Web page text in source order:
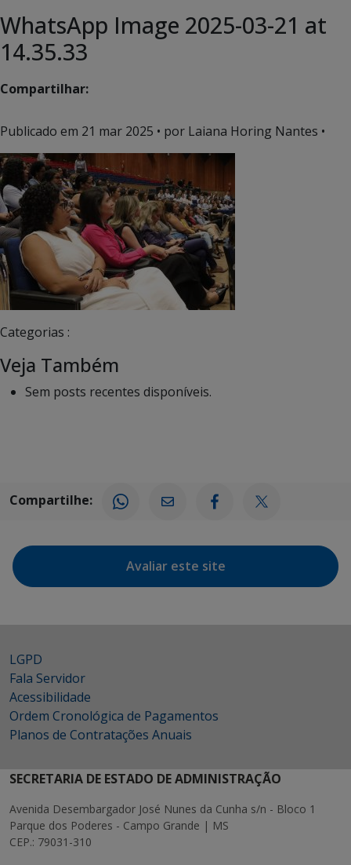
WhatsApp Image 2025-03-21 at
14.35.33
Compartilhar:
Publicado em 21 mar 2025 • por Laiana Horing Nantes •
Categorias :
Veja Também
Sem posts recentes disponíveis.
Compartilhe:
Avaliar este site
LGPD
Fala Servidor
Acessibilidade
Ordem Cronológica de Pagamentos
Planos de Contratações Anuais
SECRETARIA DE ESTADO DE ADMINISTRAÇÃO
Avenida Desembargador José Nunes da Cunha s/n - Bloco 1
Parque dos Poderes - Campo Grande | MS
CEP.: 79031-310